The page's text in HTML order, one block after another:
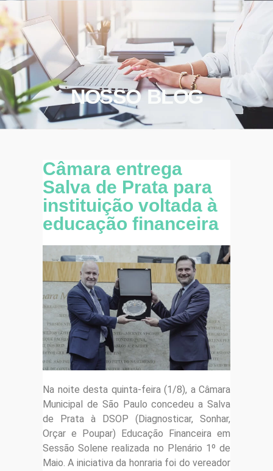
NOSSO BLOG
Câmara entrega
Salva de Prata para
instituição voltada à
educação financeira
Na noite desta quinta-feira (1/8), a Câmara
Municipal de São Paulo concedeu a Salva
de Prata à DSOP (Diagnosticar, Sonhar,
Orçar e Poupar) Educação Financeira em
Sessão Solene realizada no Plenário 1º de
Maio. A iniciativa da honraria foi do vereador